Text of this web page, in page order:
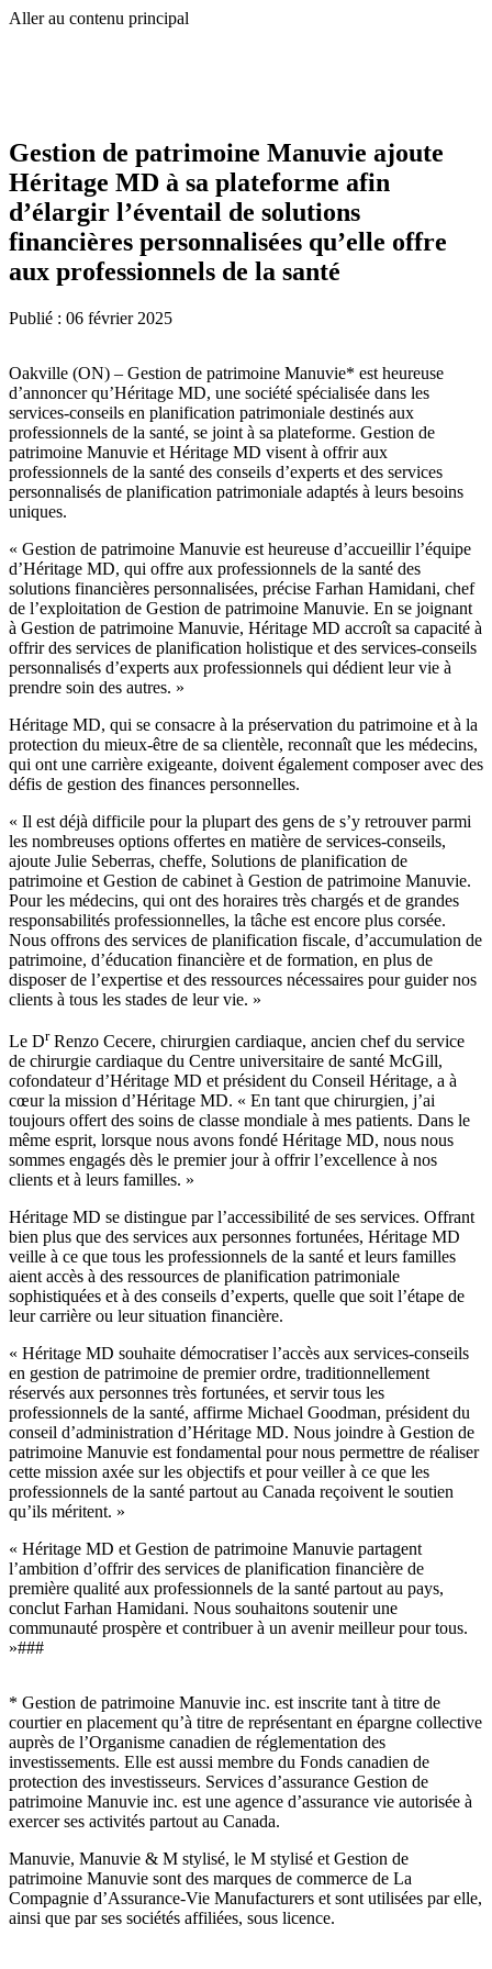
Aller au contenu principal
Gestion de patrimoine Manuvie ajoute
Héritage MD à sa plateforme afin
d’élargir l’éventail de solutions
financières personnalisées qu’elle offre
aux professionnels de la santé
Publié : 06 février 2025
Oakville (ON) – Gestion de patrimoine Manuvie* est heureuse
d’annoncer qu’Héritage MD, une société spécialisée dans les
services-conseils en planification patrimoniale destinés aux
professionnels de la santé, se joint à sa plateforme. Gestion de
patrimoine Manuvie et Héritage MD visent à offrir aux
professionnels de la santé des conseils d’experts et des services
personnalisés de planification patrimoniale adaptés à leurs besoins
uniques.
« Gestion de patrimoine Manuvie est heureuse d’accueillir l’équipe
d’Héritage MD, qui offre aux professionnels de la santé des
solutions financières personnalisées, précise Farhan Hamidani, chef
de l’exploitation de Gestion de patrimoine Manuvie. En se joignant
à Gestion de patrimoine Manuvie, Héritage MD accroît sa capacité à
offrir des services de planification holistique et des services-conseils
personnalisés d’experts aux professionnels qui dédient leur vie à
prendre soin des autres. »
Héritage MD, qui se consacre à la préservation du patrimoine et à la
protection du mieux-être de sa clientèle, reconnaît que les médecins,
qui ont une carrière exigeante, doivent également composer avec des
défis de gestion des finances personnelles.
« Il est déjà difficile pour la plupart des gens de s’y retrouver parmi
les nombreuses options offertes en matière de services-conseils,
ajoute Julie Seberras, cheffe, Solutions de planification de
patrimoine et Gestion de cabinet à Gestion de patrimoine Manuvie.
Pour les médecins, qui ont des horaires très chargés et de grandes
responsabilités professionnelles, la tâche est encore plus corsée.
Nous offrons des services de planification fiscale, d’accumulation de
patrimoine, d’éducation financière et de formation, en plus de
disposer de l’expertise et des ressources nécessaires pour guider nos
clients à tous les stades de leur vie. »
Le DrRenzo Cecere, chirurgien cardiaque, ancien chef du service
de chirurgie cardiaque du Centre universitaire de santé McGill,
cofondateur d’Héritage MD et président du Conseil Héritage, a à
cœur la mission d’Héritage MD. « En tant que chirurgien, j’ai
toujours offert des soins de classe mondiale à mes patients. Dans le
même esprit, lorsque nous avons fondé Héritage MD, nous nous
sommes engagés dès le premier jour à offrir l’excellence à nos
clients et à leurs familles. »
Héritage MD se distingue par l’accessibilité de ses services. Offrant
bien plus que des services aux personnes fortunées, Héritage MD
veille à ce que tous les professionnels de la santé et leurs familles
aient accès à des ressources de planification patrimoniale
sophistiquées et à des conseils d’experts, quelle que soit l’étape de
leur carrière ou leur situation financière.
« Héritage MD souhaite démocratiser l’accès aux services-conseils
en gestion de patrimoine de premier ordre, traditionnellement
réservés aux personnes très fortunées, et servir tous les
professionnels de la santé, affirme Michael Goodman, président du
conseil d’administration d’Héritage MD. Nous joindre à Gestion de
patrimoine Manuvie est fondamental pour nous permettre de réaliser
cette mission axée sur les objectifs et pour veiller à ce que les
professionnels de la santé partout au Canada reçoivent le soutien
qu’ils méritent. »
« Héritage MD et Gestion de patrimoine Manuvie partagent
l’ambition d’offrir des services de planification financière de
première qualité aux professionnels de la santé partout au pays,
conclut Farhan Hamidani. Nous souhaitons soutenir une
communauté prospère et contribuer à un avenir meilleur pour tous.
»###
* Gestion de patrimoine Manuvie inc. est inscrite tant à titre de
courtier en placement qu’à titre de représentant en épargne collective
auprès de l’Organisme canadien de réglementation des
investissements. Elle est aussi membre du Fonds canadien de
protection des investisseurs. Services d’assurance Gestion de
patrimoine Manuvie inc. est une agence d’assurance vie autorisée à
exercer ses activités partout au Canada.
Manuvie, Manuvie & M stylisé, le M stylisé et Gestion de
patrimoine Manuvie sont des marques de commerce de La
Compagnie d’Assurance-Vie Manufacturers et sont utilisées par elle,
ainsi que par ses sociétés affiliées, sous licence.